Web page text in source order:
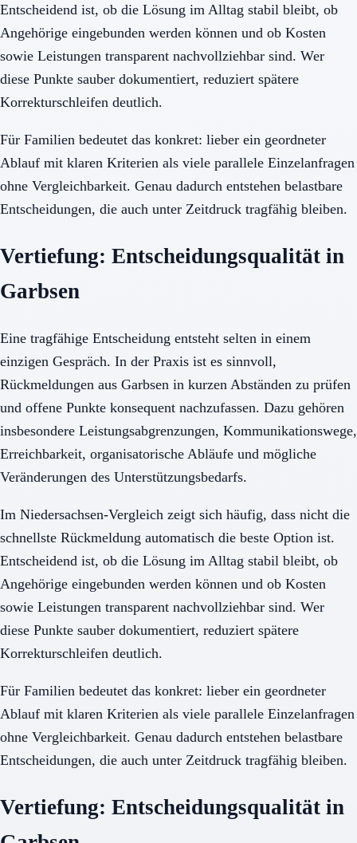
Entscheidend ist, ob die Lösung im Alltag stabil bleibt, ob
Angehörige eingebunden werden können und ob Kosten
sowie Leistungen transparent nachvollziehbar sind. Wer
diese Punkte sauber dokumentiert, reduziert spätere
Korrekturschleifen deutlich.
Für Familien bedeutet das konkret: lieber ein geordneter
Ablauf mit klaren Kriterien als viele parallele Einzelanfragen
ohne Vergleichbarkeit. Genau dadurch entstehen belastbare
Entscheidungen, die auch unter Zeitdruck tragfähig bleiben.
Vertiefung: Entscheidungsqualität in
Garbsen
Eine tragfähige Entscheidung entsteht selten in einem
einzigen Gespräch. In der Praxis ist es sinnvoll,
Rückmeldungen aus Garbsen in kurzen Abständen zu prüfen
und offene Punkte konsequent nachzufassen. Dazu gehören
insbesondere Leistungsabgrenzungen, Kommunikationswege,
Erreichbarkeit, organisatorische Abläufe und mögliche
Veränderungen des Unterstützungsbedarfs.
Im Niedersachsen-Vergleich zeigt sich häufig, dass nicht die
schnellste Rückmeldung automatisch die beste Option ist.
Entscheidend ist, ob die Lösung im Alltag stabil bleibt, ob
Angehörige eingebunden werden können und ob Kosten
sowie Leistungen transparent nachvollziehbar sind. Wer
diese Punkte sauber dokumentiert, reduziert spätere
Korrekturschleifen deutlich.
Für Familien bedeutet das konkret: lieber ein geordneter
Ablauf mit klaren Kriterien als viele parallele Einzelanfragen
ohne Vergleichbarkeit. Genau dadurch entstehen belastbare
Entscheidungen, die auch unter Zeitdruck tragfähig bleiben.
Vertiefung: Entscheidungsqualität in